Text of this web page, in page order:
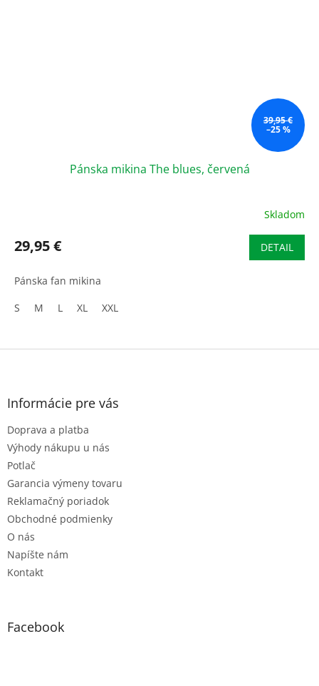
39,95 €
–25 %
Pánska mikina The blues, červená
Skladom
29,95 € DETAIL
Pánska fan mikina
S
M L XL XXL
Z
Informácie pre vás
Doprava a platba
Výhody nákupu u nás
Potlač
Garancia výmeny tovaru
Reklamačný poriadok
Obchodné podmienky
O nás
Napíšte nám
Kontakt
Facebook